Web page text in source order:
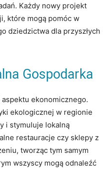
Każdy nowy projekt
które mogą pomóc w
dziedzictwa dla przyszłych
Gospodarka
ekonomicznego.
ekologicznej w regionie
i stymuluje lokalną
restauracje czy sklepy z
tworząc tym samym
wszyscy mogą odnaleźć